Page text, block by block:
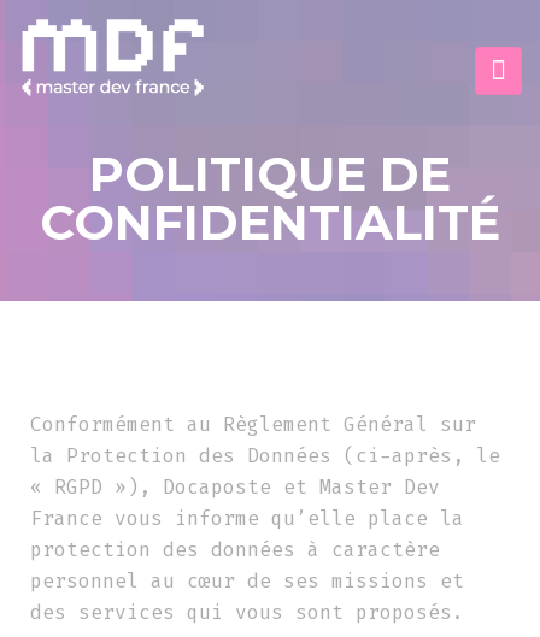
POLITIQUE DE
CONFIDENTIALITÉ
Conformément au Règlement Général sur
la Protection des Données (ci-après, le
« RGPD »), Docaposte et Master Dev
France vous informe qu’elle place la
protection des données à caractère
personnel au cœur de ses missions et
des services qui vous sont proposés.
Panneau de gestion des cookies